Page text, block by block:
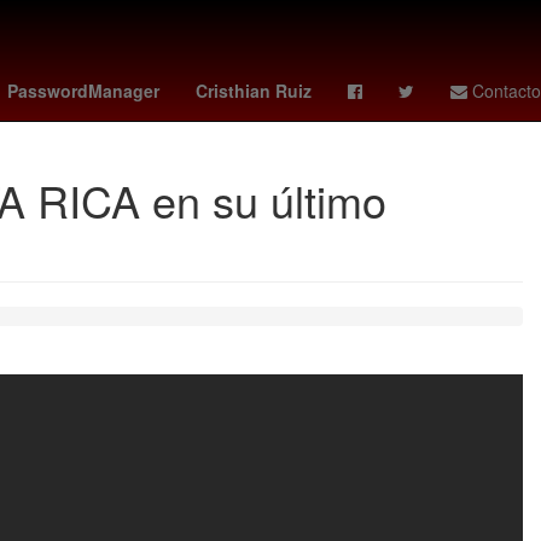
PasswordManager Cristhian Ruiz Contacto
privada gideon mensah america hoy
RICA en su último